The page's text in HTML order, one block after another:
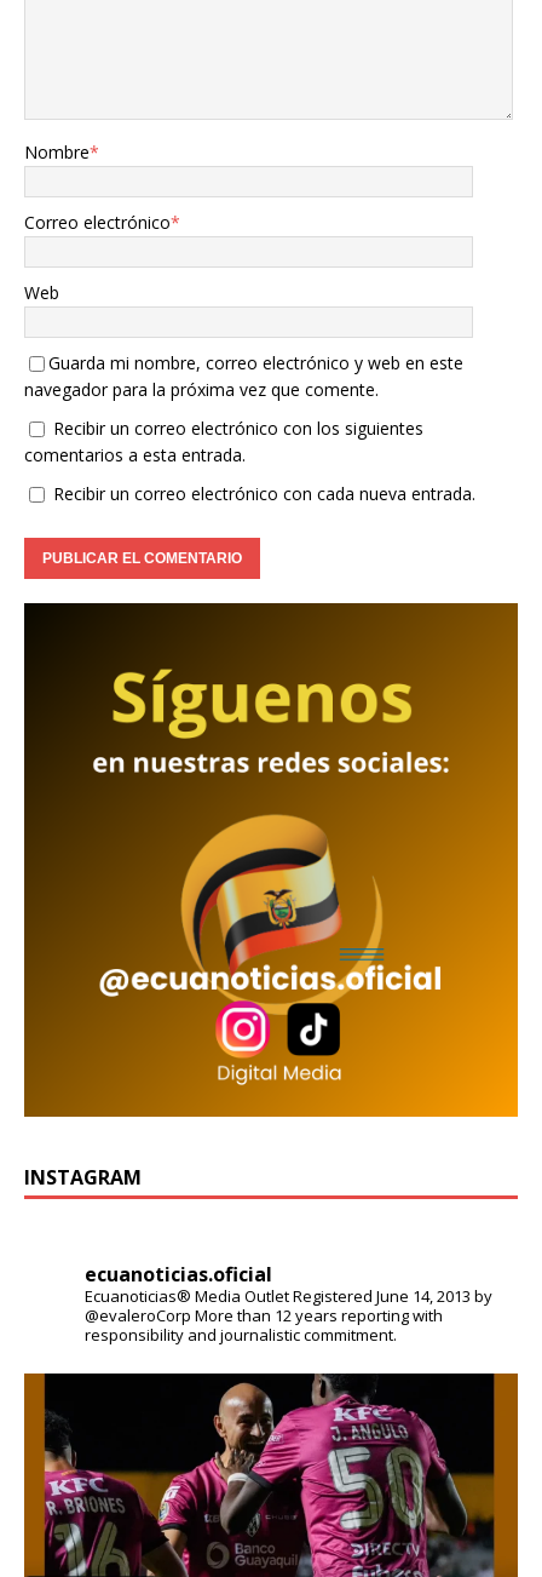
Nombre*
Correo electrónico*
Web
Guarda mi nombre, correo electrónico y web en este
navegador para la próxima vez que comente.
Recibir un correo electrónico con los siguientes
comentarios a esta entrada.
Recibir un correo electrónico con cada nueva entrada.
INSTAGRAM
ecuanoticias.oficial
Ecuanoticias® Media OutletRegistered June 14, 2013 by
@evaleroCorp More than 12 years reporting with
responsibility and journalistic commitment.